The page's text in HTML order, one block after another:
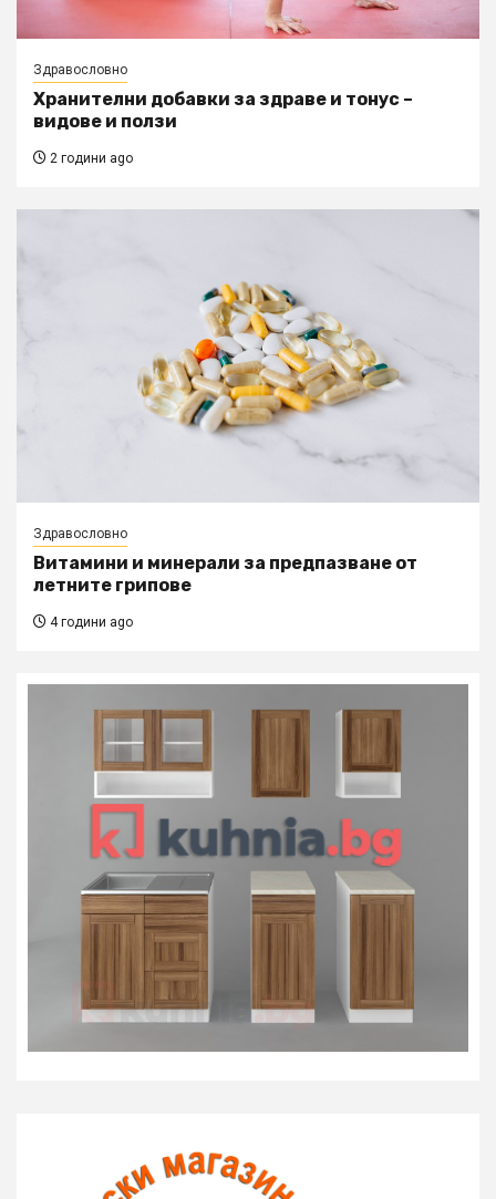
Здравословно
Хранителни добавки за здраве и тонус –
видове и ползи
2 години ago
Здравословно
Витамини и минерали за предпазване от
летните грипове
4 години ago